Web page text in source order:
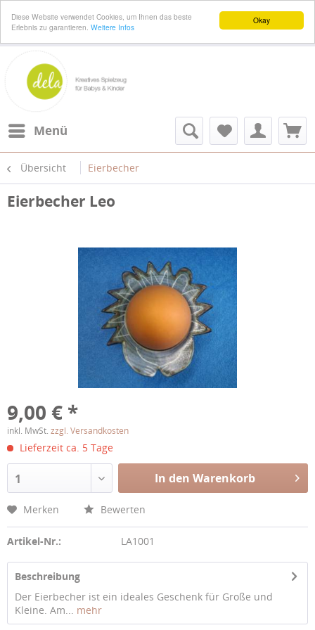
Okay
Diese Website verwendet Cookies, um Ihnen das beste
Erlebnis zu garantieren. Weitere Infos
Menü
Übersicht Eierbecher
Eierbecher Leo
9,00 € *
inkl. MwSt. zzgl. Versandkosten
Lieferzeit ca. 5 Tage
1 In den Warenkorb
Merken Bewerten
Artikel-Nr.: LA1001
Beschreibung
Der Eierbecher ist ein ideales Geschenk für Große und
Kleine. Am... mehr